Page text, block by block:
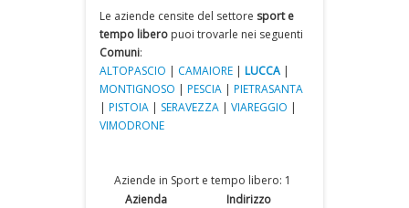
Le aziende censite del settore sport e
tempo libero puoi trovarle nei seguenti
Comuni:
ALTOPASCIO | CAMAIORE | LUCCA |
MONTIGNOSO | PESCIA | PIETRASANTA
| PISTOIA | SERAVEZZA | VIAREGGIO |
VIMODRONE
Aziende in Sport e tempo libero: 1
Azienda
Indirizzo